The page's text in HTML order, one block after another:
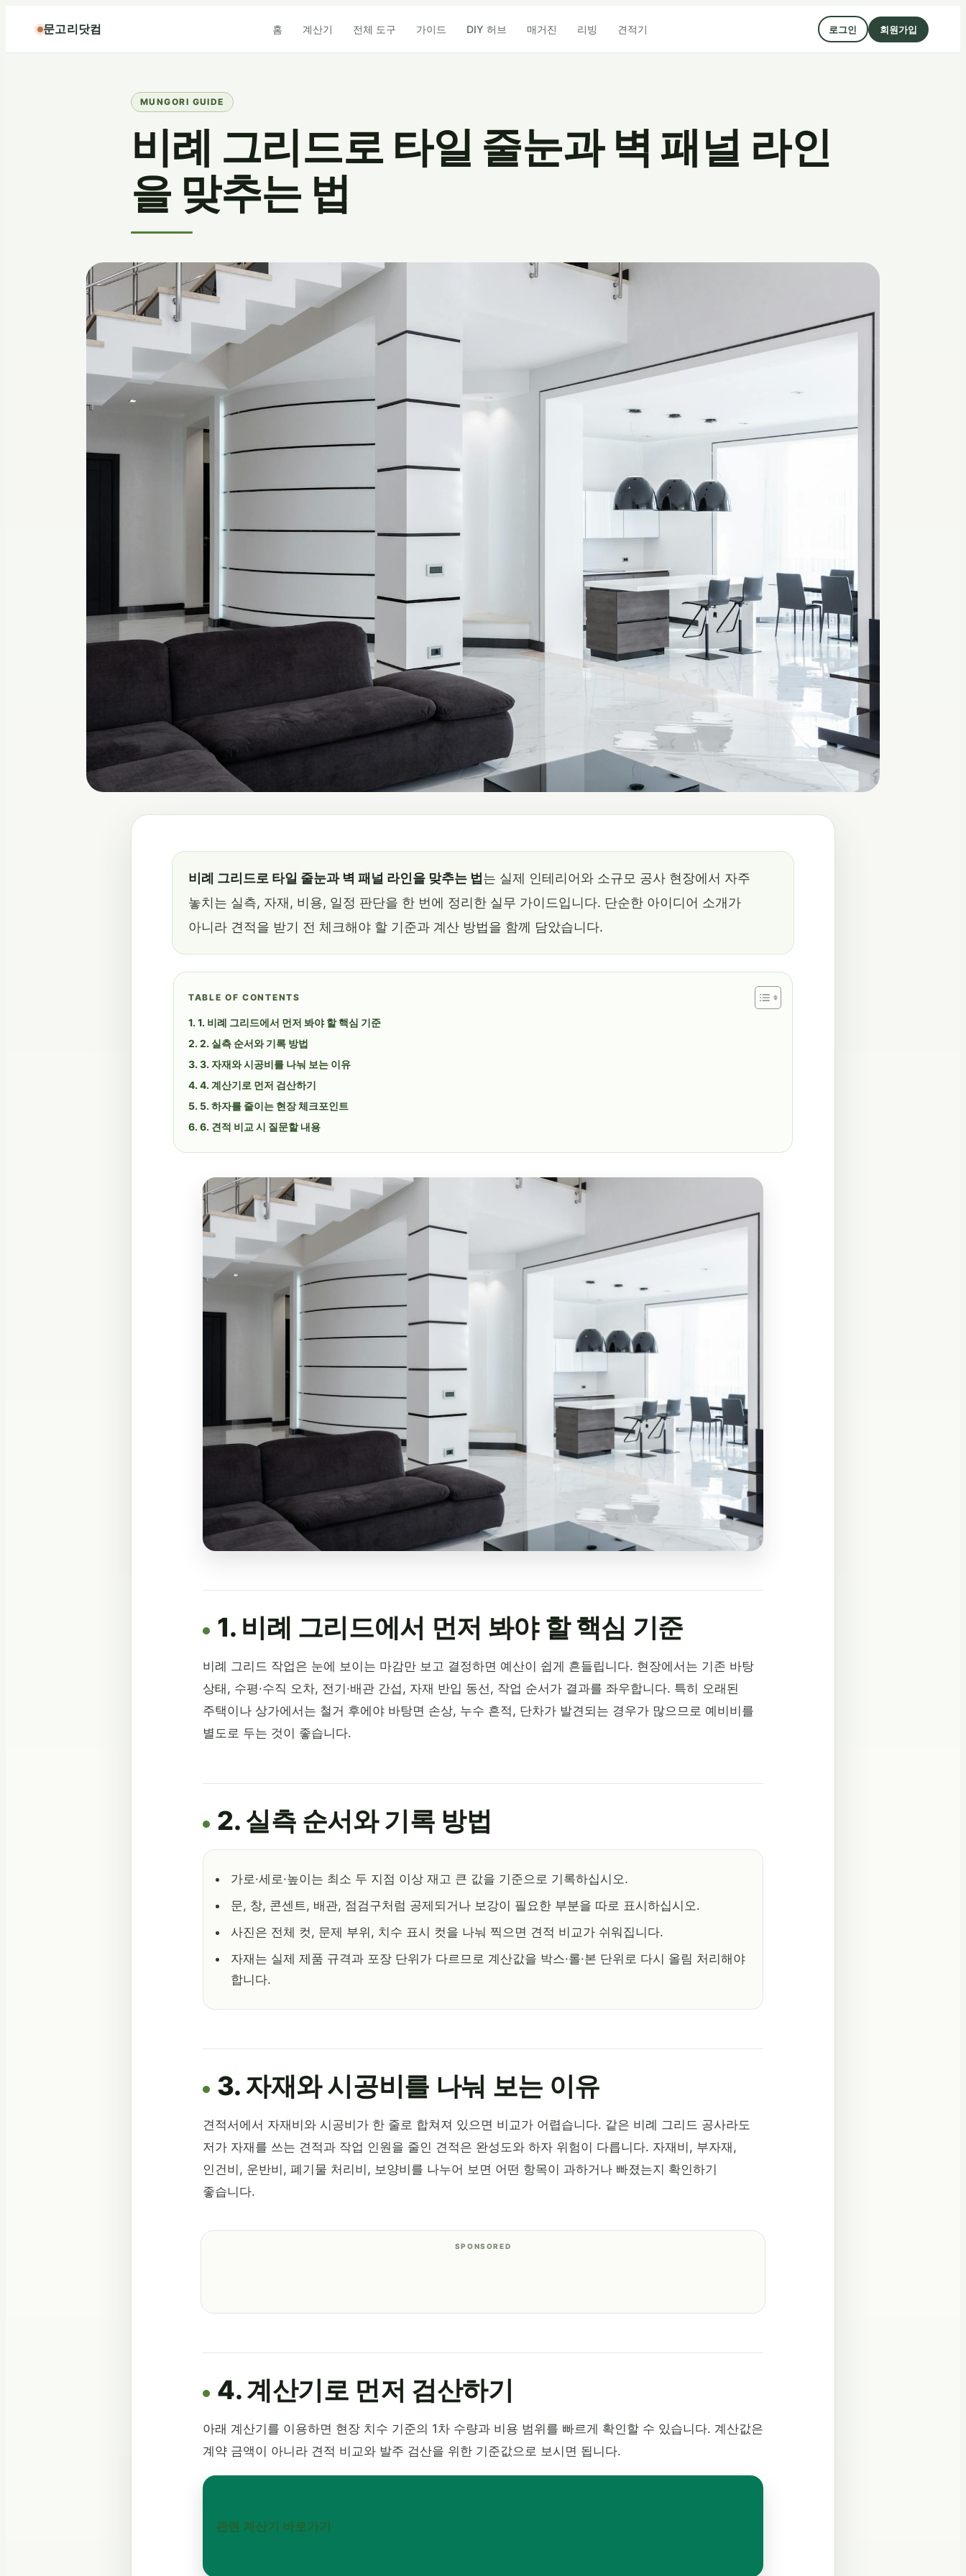
츠
문고리닷컴 홈 계산기 전체 도구 가이드 DIY 허브 매거진 리빙 견적기 로그인 회원가입
비례 그리드로 타일 줄눈과 벽 패널 라인
을 맞추는 법
비례 그리드로 타일 줄눈과 벽 패널 라인을 맞추는 법는 실제 인테리어와 소규모 공사 현장에서 자주
놓치는 실측, 자재, 비용, 일정 판단을 한 번에 정리한 실무 가이드입니다. 단순한 아이디어 소개가
아니라 견적을 받기 전 체크해야 할 기준과 계산 방법을 함께 담았습니다.
TABLE OF CONTENTS
1. 비례 그리드에서 먼저 봐야 할 핵심 기준
2. 실측 순서와 기록 방법
3. 자재와 시공비를 나눠 보는 이유
4. 계산기로 먼저 검산하기
5. 하자를 줄이는 현장 체크포인트
6. 견적 비교 시 질문할 내용
1. 비례 그리드에서 먼저 봐야 할 핵심 기준
비례 그리드 작업은 눈에 보이는 마감만 보고 결정하면 예산이 쉽게 흔들립니다. 현장에서는 기존 바탕
상태, 수평·수직 오차, 전기·배관 간섭, 자재 반입 동선, 작업 순서가 결과를 좌우합니다. 특히 오래된
주택이나 상가에서는 철거 후에야 바탕면 손상, 누수 흔적, 단차가 발견되는 경우가 많으므로 예비비를
별도로 두는 것이 좋습니다.
2. 실측 순서와 기록 방법
가로·세로·높이는 최소 두 지점 이상 재고 큰 값을 기준으로 기록하십시오.
문, 창, 콘센트, 배관, 점검구처럼 공제되거나 보강이 필요한 부분을 따로 표시하십시오.
사진은 전체 컷, 문제 부위, 치수 표시 컷을 나눠 찍으면 견적 비교가 쉬워집니다.
자재는 실제 제품 규격과 포장 단위가 다르므로 계산값을 박스·롤·본 단위로 다시 올림 처리해야
합니다.
3. 자재와 시공비를 나눠 보는 이유
견적서에서 자재비와 시공비가 한 줄로 합쳐져 있으면 비교가 어렵습니다. 같은 비례 그리드 공사라도
저가 자재를 쓰는 견적과 작업 인원을 줄인 견적은 완성도와 하자 위험이 다릅니다. 자재비, 부자재,
인건비, 운반비, 폐기물 처리비, 보양비를 나누어 보면 어떤 항목이 과하거나 빠졌는지 확인하기
좋습니다.
4. 계산기로 먼저 검산하기
아래 계산기를 이용하면 현장 치수 기준의 1차 수량과 비용 범위를 빠르게 확인할 수 있습니다. 계산값은
계약 금액이 아니라 견적 비교와 발주 검산을 위한 기준값으로 보시면 됩니다.
관련 계산기 바로가기